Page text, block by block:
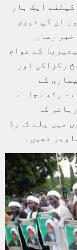
ایک بار
ان کی فوری
رساں
کے عوام
زکزاکی اور
کے
رکھے جانے
کا
میں پلے کارڈ
تھیں۔